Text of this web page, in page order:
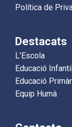
Política de
Destacats
L'Escola
Educació
Educació
Equip Humà